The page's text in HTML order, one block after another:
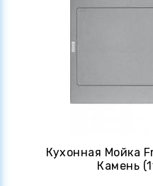
Кухонная Мойка
Камень